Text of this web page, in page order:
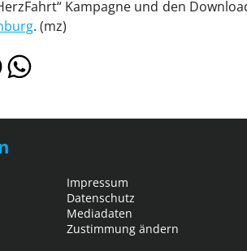
Kampagne und den
. (mz)
Impressum
Datenschutz
Mediadaten
Zustimmung ändern